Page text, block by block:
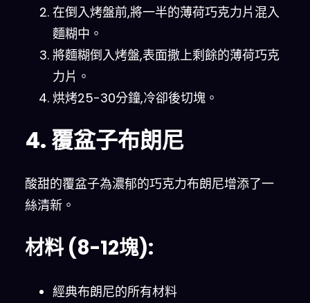
在倒入烤盤前,將一半的薄荷巧克力片混入
麵糊中。
將麵糊倒入烤盤,表面撒上剩餘的薄荷巧克
力片。
烘烤25-30分鐘,冷卻後切塊。
4. 覆盆子布朗尼
酸甜的覆盆子為濃郁的巧克力布朗尼增添了一
絲清新。
材料 (8-12塊):
經典布朗尼的所有材料